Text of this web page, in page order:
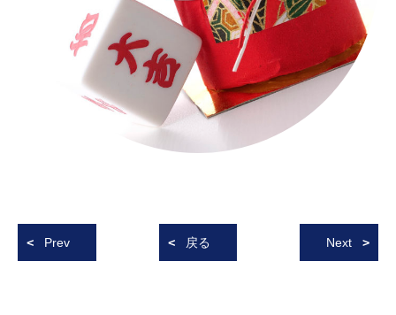
Prev 戻る Next